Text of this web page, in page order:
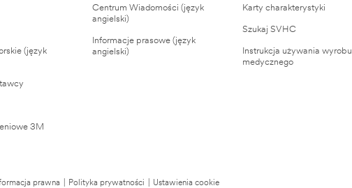
(język
3M
Centrum Wiadomości (język
angielski)
Informacje prasowe (język
angielski)
Karty charakterystyki
Szukaj SVHC
Instrukcja używania wyrobu
medycznego
prawna Polityka prywatności
Ustawienia cookie